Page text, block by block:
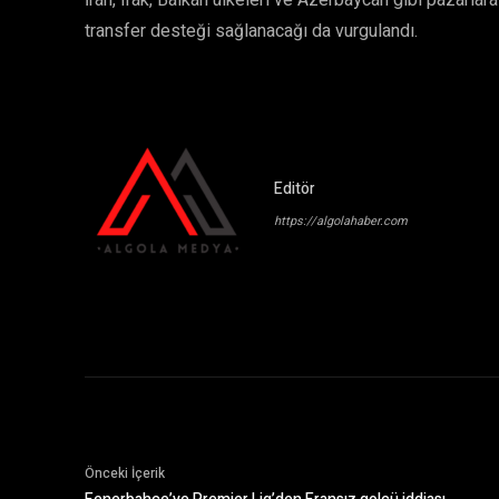
transfer desteği sağlanacağı da vurgulandı.
Editör
https://algolahaber.com
Önceki İçerik